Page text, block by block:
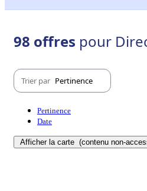
98 offres pour
Trier par Pertinence
Pertinence
Date
Afficher la carte (contenu non-